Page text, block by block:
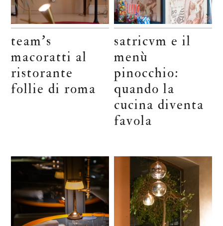
team’s
macoratti al
ristorante
follie di roma
satricvm e il
menù
pinocchio:
quando la
cucina diventa
favola